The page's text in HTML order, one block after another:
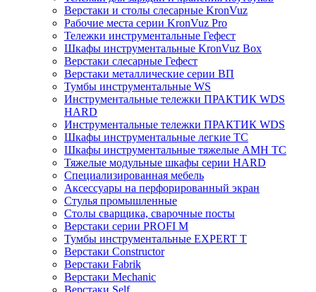
Верстаки и столы слесарные KronVuz
Рабочие места серии KronVuz Pro
Тележки инструментальные Гефест
Шкафы инструментальные KronVuz Box
Верстаки слесарные Гефест
Верстаки металлические серии ВП
Тумбы инструментальные WS
Инструментальные тележки ПРАКТИК WDS
HARD
Инструментальные тележки ПРАКТИК WDS
Шкафы инструментальные легкие ТС
Шкафы инструментальные тяжелые AMH TC
Тяжелые модульные шкафы серии HARD
Cпециализированная мебель
Аксессуары на перфорированный экран
Стулья промышленные
Столы сварщика, сварочные посты
Верстаки серии PROFI M
Тумбы инструментальные EXPERT T
Верстаки Constructor
Верстаки Fabrik
Верстаки Mechanic
Верстаки Self